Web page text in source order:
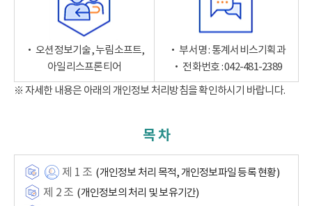
‧ 오션정보기술, 누림소프트,
아일리스프론티어
‧ 부서명 : 통계서비스기획과
‧ 전화번호 : 042-481-2389
※ 자세한 내용은 아래의 개인정보 처리방침을 확인하시기 바랍니다.
목 차
제 1 조 (개인정보 처리 목적, 개인정보파일 등록 현황)
제 2 조 (개인정보의 처리 및 보유기간)